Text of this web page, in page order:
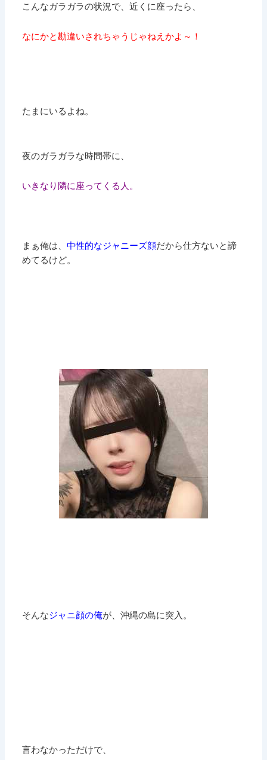
こんなガラガラの状況で、近くに座ったら、
なにかと勘違いされちゃうじゃねえかよ～！
たまにいるよね。
夜のガラガラな時間帯に、
いきなり隣に座ってくる人。
まぁ俺は、中性的なジャニーズ顔だから仕方ないと諦
めてるけど。
そんなジャニ顔の俺が、沖縄の島に突入。
言わなかっただけで、